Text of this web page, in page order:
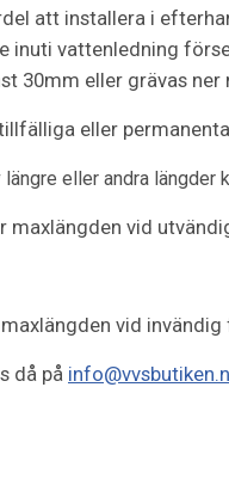
att installera i
inuti vattenledning
30mm eller grävas
eller
längre eller andra
maxlängden vid
vid invändig
då på